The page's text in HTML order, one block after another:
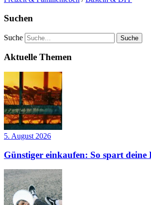
Suchen
Suche
Aktuelle Themen
5. August 2026
Günstiger einkaufen: So spart deine